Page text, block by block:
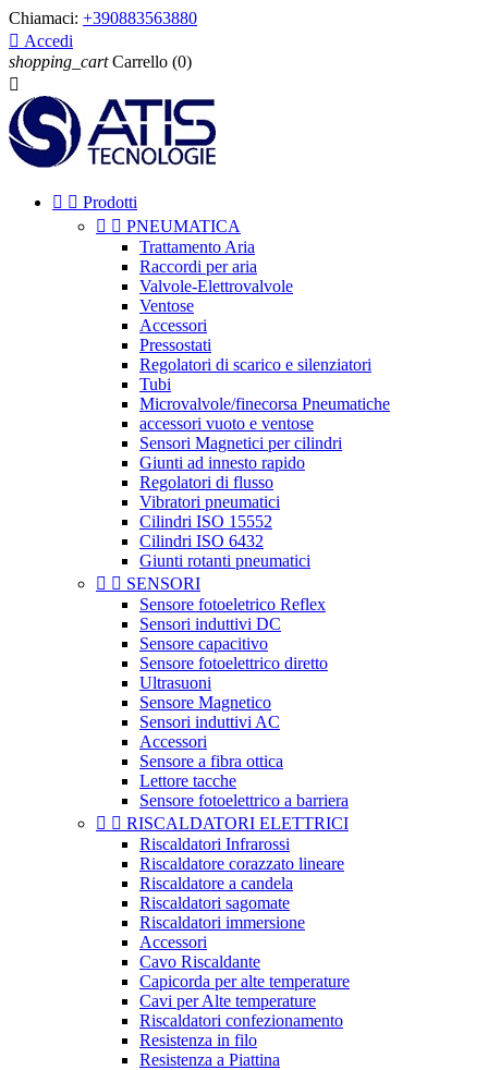
Chiamaci: +390883563880
 Accedi
shopping_cart Carrello (0)

  Prodotti
  PNEUMATICA
Trattamento Aria
Raccordi per aria
Valvole-Elettrovalvole
Ventose
Accessori
Pressostati
Regolatori di scarico e silenziatori
Tubi
Microvalvole/finecorsa Pneumatiche
accessori vuoto e ventose
Sensori Magnetici per cilindri
Giunti ad innesto rapido
Regolatori di flusso
Vibratori pneumatici
Cilindri ISO 15552
Cilindri ISO 6432
Giunti rotanti pneumatici
  SENSORI
Sensore fotoeletrico Reflex
Sensori induttivi DC
Sensore capacitivo
Sensore fotoelettrico diretto
Ultrasuoni
Sensore Magnetico
Sensori induttivi AC
Accessori
Sensore a fibra ottica
Lettore tacche
Sensore fotoelettrico a barriera
  RISCALDATORI ELETTRICI
Riscaldatori Infrarossi
Riscaldatore corazzato lineare
Riscaldatore a candela
Riscaldatori sagomate
Riscaldatori immersione
Accessori
Cavo Riscaldante
Capicorda per alte temperature
Cavi per Alte temperature
Riscaldatori confezionamento
Resistenza in filo
Resistenza a Piattina